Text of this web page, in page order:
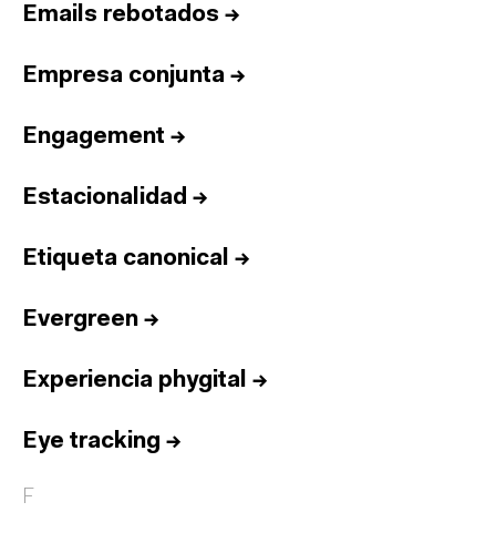
Emails rebotados →
Empresa conjunta →
Engagement →
Estacionalidad →
Etiqueta canonical →
Evergreen →
Experiencia phygital →
Eye tracking →
F